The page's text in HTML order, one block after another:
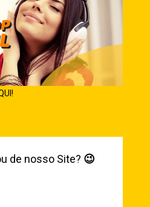
de nosso Site? 😉